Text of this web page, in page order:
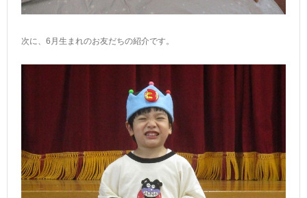
次に、6月生まれのお友だちの紹介です。